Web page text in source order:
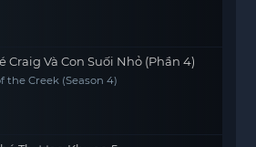
Craig Và Con Suối Nhỏ (Phần 4)
the Creek (Season 4)